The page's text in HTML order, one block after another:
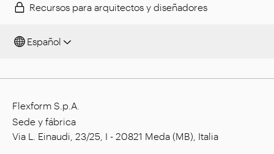
Recursos para arquitectos y diseñadores
Español
Flexform S.p.A.
Sede y fábrica
Via L. Einaudi, 23/25, I - 20821 Meda (MB), Italia